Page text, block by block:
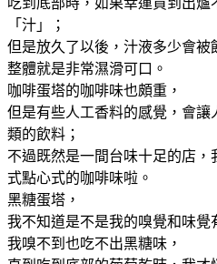
「汁」；
但是放久了以後，汁液多少會被
整體就是非常濕滑可口。
咖啡蛋塔的咖啡味也頗重，
但是有些人工香料的感覺，會讓
類的飲料；
不過既然是一間台味十足的店
式點心式的咖啡味啦。
黑糖蛋塔，
我不知道是不是我的嗅覺和味覺
我嗅不到也吃不出黑糖味，